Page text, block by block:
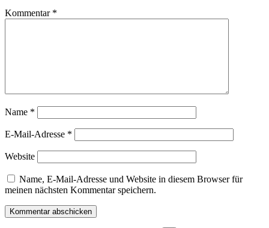
Kommentar *
Name *
E-Mail-Adresse *
Website
Name, E-Mail-Adresse und Website in diesem Browser für
meinen nächsten Kommentar speichern.